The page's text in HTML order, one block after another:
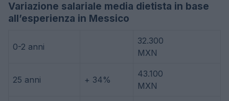
Variazione salariale media dietista in base
all’esperienza in Messico
0-2 anni
32.300
MXN
25 anni + 34%
43.100
MXN